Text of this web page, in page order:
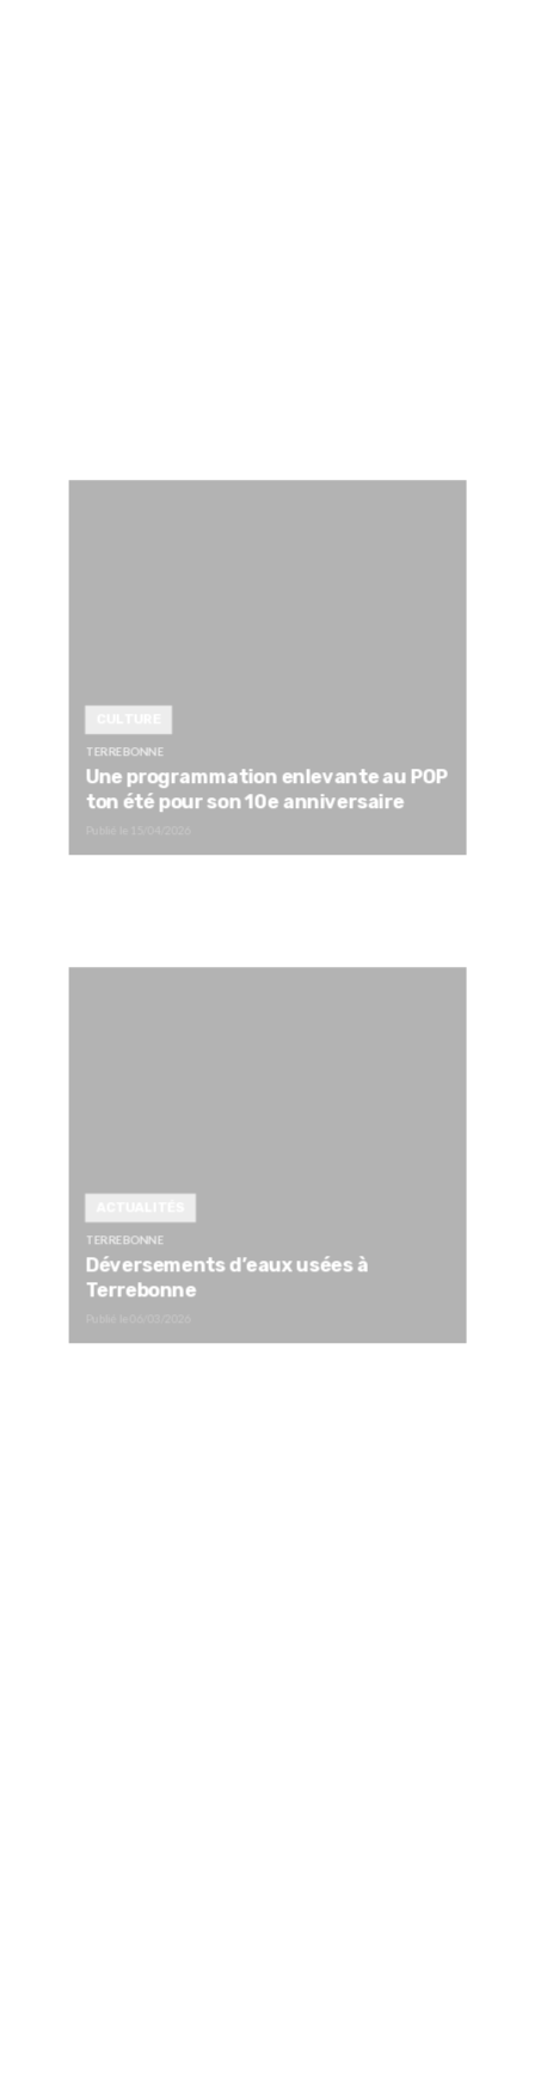
TERREBONNE
Une programmation enlevante au POP
ton été pour son 10e anniversaire
TERREBONNE
Déversements d’eaux usées à
Terrebonne